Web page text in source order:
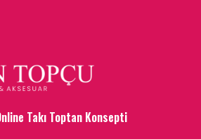
Takı Toptan Konsepti